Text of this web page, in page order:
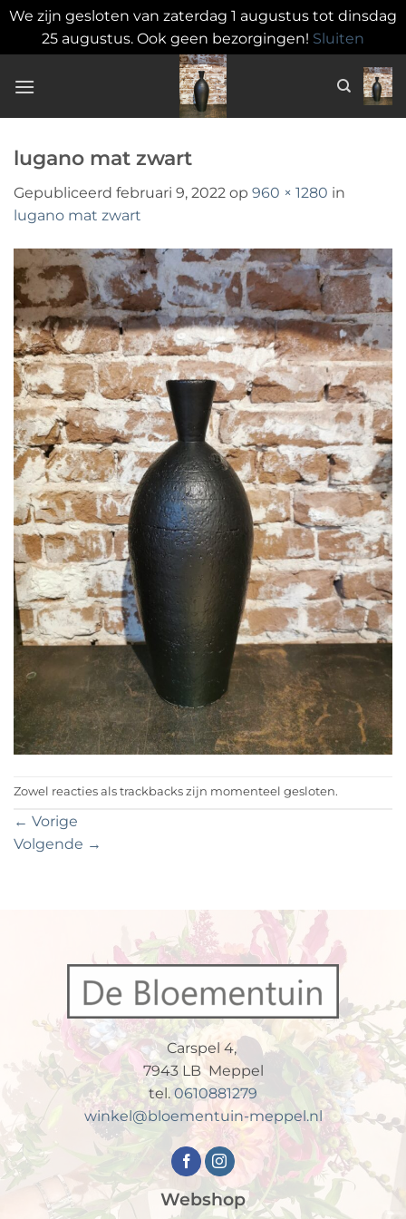
We zijn gesloten van zaterdag 1 augustus tot dinsdag
25 augustus. Ook geen bezorgingen! Sluiten
naar
lugano mat zwart
Gepubliceerd februari 9, 2022 op 960 × 1280 in
lugano mat zwart
Zowel reacties als trackbacks zijn momenteel gesloten.
← Vorige
Volgende →
Carspel 4,
7943 LB Meppel
tel. 0610881279
winkel@bloementuin-meppel.nl
Webshop